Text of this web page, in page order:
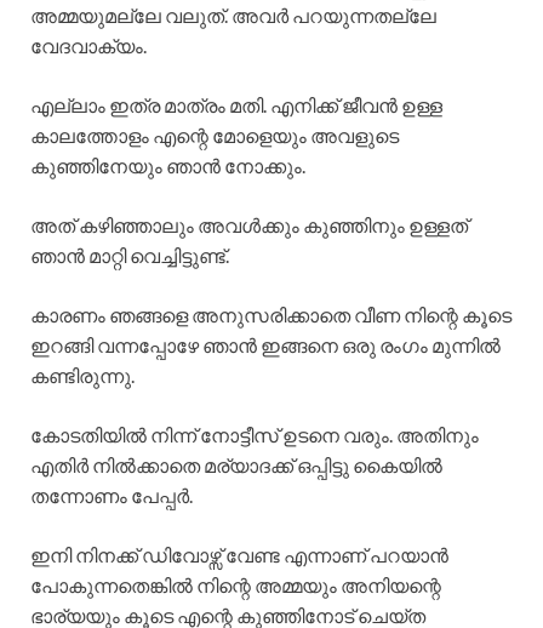
അമ്മയുമല്ലേ വലുത്. അവർ പറയുന്നതല്ലേ
വേദവാക്യം.
എല്ലാം ഇത്ര മാത്രം മതി. എനിക്ക് ജീവൻ ഉള്ള
കാലത്തോളം എന്റെ മോളെയും അവളുടെ
കുഞ്ഞിനേയും ഞാൻ നോക്കും.
അത് കഴിഞ്ഞാലും അവൾക്കും കുഞ്ഞിനും ഉള്ളത്
ഞാൻ മാറ്റി വെച്ചിട്ടുണ്ട്.
കാരണം ഞങ്ങളെ അനുസരിക്കാതെ വീണ നിന്റെ കൂടെ
ഇറങ്ങി വന്നപ്പോഴേ ഞാൻ ഇങ്ങനെ ഒരു രംഗം മുന്നിൽ
കണ്ടിരുന്നു.
കോടതിയിൽ നിന്ന് നോട്ടീസ് ഉടനെ വരും. അതിനും
എതിർ നിൽക്കാതെ മര്യാദക്ക് ഒപ്പിട്ടു കൈയിൽ
തന്നോണം പേപ്പർ.
ഇനി നിനക്ക് ഡിവോഴ്സ് വേണ്ട എന്നാണ് പറയാൻ
പോകുന്നതെങ്കിൽ നിന്റെ അമ്മയും അനിയന്റെ
ഭാര്യയും കൂടെ എന്റെ കുഞ്ഞിനോട് ചെയ്ത